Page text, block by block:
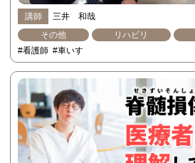
講師
三井 和哉
その他
リハビリ
#看護師 #車いす